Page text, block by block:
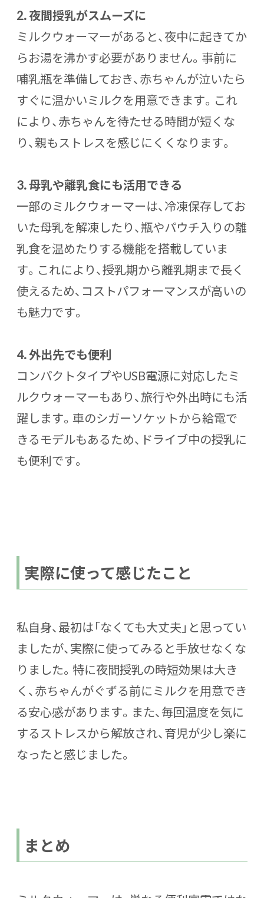
2. 夜間授乳がスムーズに
ミルクウォーマーがあると、夜中に起きてか
らお湯を沸かす必要がありません。事前に
哺乳瓶を準備しておき、赤ちゃんが泣いたら
すぐに温かいミルクを用意できます。これ
により、赤ちゃんを待たせる時間が短くな
り、親もストレスを感じにくくなります。
3. 母乳や離乳食にも活用できる
一部のミルクウォーマーは、冷凍保存してお
いた母乳を解凍したり、瓶やパウチ入りの離
乳食を温めたりする機能を搭載していま
す。これにより、授乳期から離乳期まで長く
使えるため、コストパフォーマンスが高いの
も魅力です。
4. 外出先でも便利
コンパクトタイプやUSB電源に対応したミ
ルクウォーマーもあり、旅行や外出時にも活
躍します。車のシガーソケットから給電で
きるモデルもあるため、ドライブ中の授乳に
も便利です。
実際に使って感じたこと
私自身、最初は「なくても大丈夫」と思ってい
ましたが、実際に使ってみると手放せなくな
りました。特に夜間授乳の時短効果は大き
く、赤ちゃんがぐずる前にミルクを用意でき
る安心感があります。また、毎回温度を気に
するストレスから解放され、育児が少し楽に
なったと感じました。
まとめ